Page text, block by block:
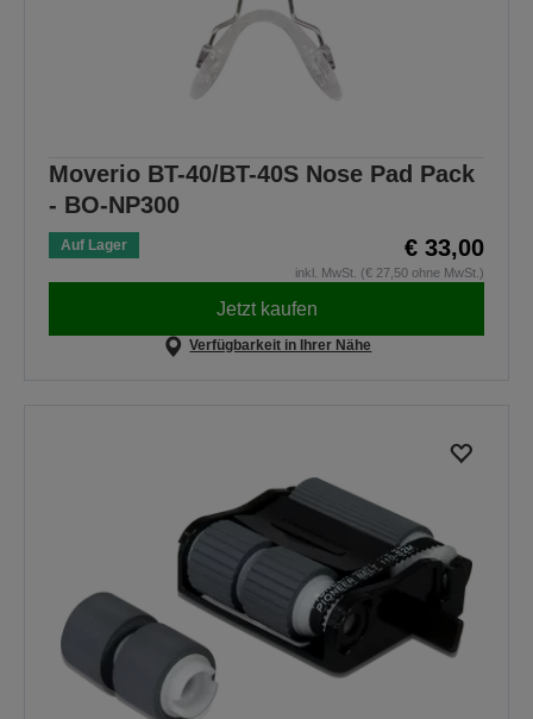
Moverio BT-40/BT-40S Nose Pad Pack
- BO-NP300
Auf Lager € 33,00
inkl. MwSt. (€ 27,50 ohne MwSt.)
Jetzt kaufen
Verfügbarkeit in Ihrer Nähe